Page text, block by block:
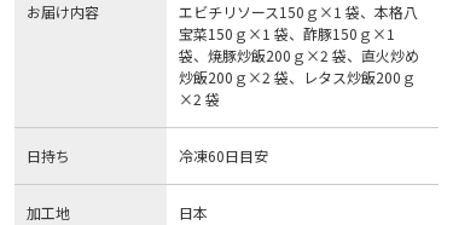
お届け内容
エビチリソース150ｇ×1 袋、本格八
宝菜150ｇ×1 袋、酢豚150ｇ×1
袋、焼豚炒飯200ｇ×2 袋、直火炒め
炒飯200ｇ×2 袋、レタス炒飯200ｇ
×2 袋
日持ち 冷凍60日目安
加工地 日本